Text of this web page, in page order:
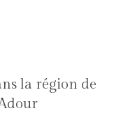
la région de